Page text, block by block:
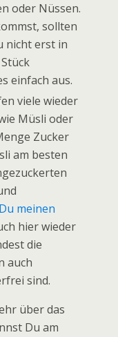
oder Nüssen.
sollten
nicht erst in
einfach aus.
viele wieder
Müsli oder
Zucker
am besten
meinen
hier wieder
die
auch
sind.
über das
Du am